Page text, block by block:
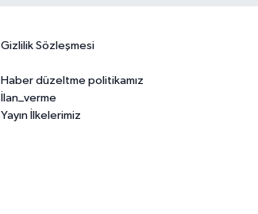
Gizlilik Sözleşmesi
Haber düzeltme politikamız
İlan_verme
Yayın İlkelerimiz